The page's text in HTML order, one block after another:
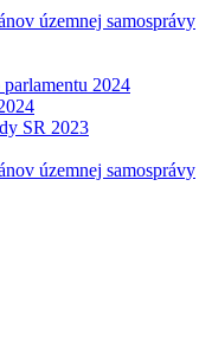
územnej samosprávy
2024
SR 2023
územnej samosprávy